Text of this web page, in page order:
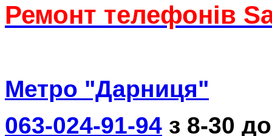
Ремонт телефонів
Метро "Дарниця"
063-024-91-94 з 8-30